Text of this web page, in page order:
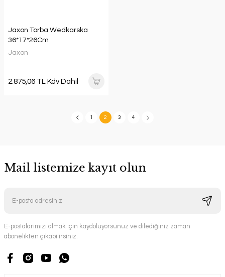
Jaxon Torba Wedkarska
36*17*26Cm
Jaxon
2.875,06 TL Kdv Dahil
1 2 3 4
Mail listemize kayıt olun
E-postalarımızı almak için kaydoluyorsunuz ve dilediğiniz zaman
abonelikten çıkabilirsiniz.